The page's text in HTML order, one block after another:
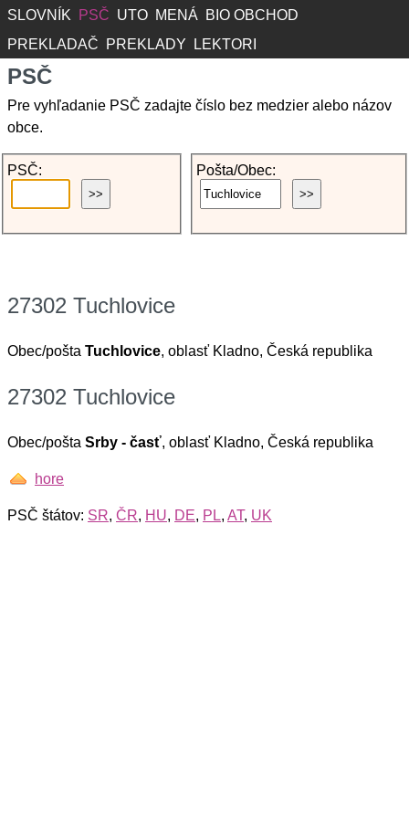
SLOVNÍK PSČ UTO MENÁ
BIO OBCHOD
PREKLADAČ
PREKLADY LEKTORI
PSČ
Pre vyhľadanie PSČ zadajte číslo bez medzier alebo názov
obce.
PSČ: Pošta/Obec:
27302 Tuchlovice
Obec/pošta Tuchlovice, oblasť Kladno, Česká republika
27302 Tuchlovice
Obec/pošta Srby - časť, oblasť Kladno, Česká republika
hore
PSČ štátov: SR, ČR, HU, DE, PL, AT, UK